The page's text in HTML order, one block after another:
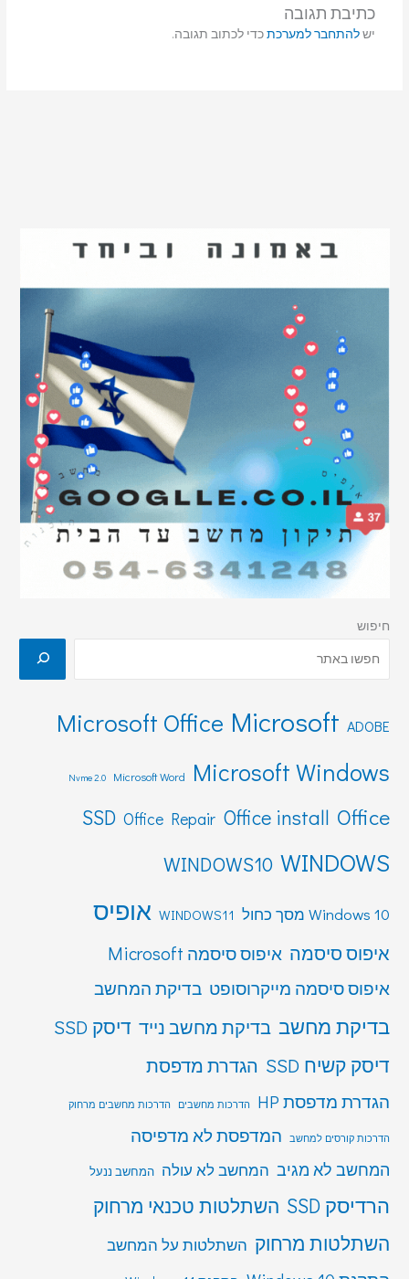
כתיבת תגובה
ישלהתחבר למערכתכדי לכתוב תגובה.
חיפוש
ADOBE
Microsoft
Microsoft Office
Microsoft Windows
Microsoft Word
Nvme 2.0
Office
Office install
Office Repair
SSD
WINDOWS
WINDOWS10
Windows 10 מסך כחול WINDOWS11 אופיס
איפוס סיסמה איפוס סיסמה Microsoft
איפוס סיסמה מייקרוסופט בדיקת המחשב
בדיקת מחשב בדיקת מחשב נייד דיסק SSD
דיסק קשיח SSD
הגדרת מדפסת
הגדרת מדפסת HP הדרכות מחשבים הדרכות מחשבים מרחוק
הדרכות קורסים למחשב המדפסת לא מדפיסה
המחשב לא מגיב המחשב לא עולה המחשב ננעל
הרדיסק SSD
השתלטות טכנאי מרחוק
השתלטות מרחוק השתלטות על המחשב